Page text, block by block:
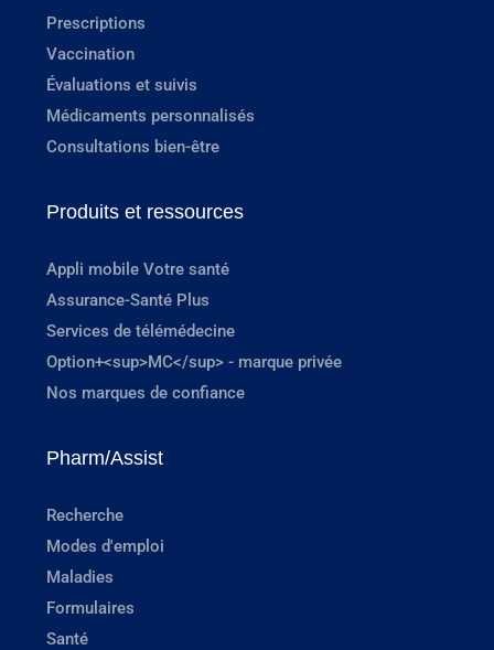
Prescriptions
Vaccination
Évaluations et suivis
Médicaments personnalisés
Consultations bien-être
Produits et ressources
Appli mobile Votre santé
Assurance-Santé Plus
Services de télémédecine
Option+<sup>MC</sup> - marque privée
Nos marques de confiance
Pharm/Assist
Recherche
Modes d'emploi
Maladies
Formulaires
Santé